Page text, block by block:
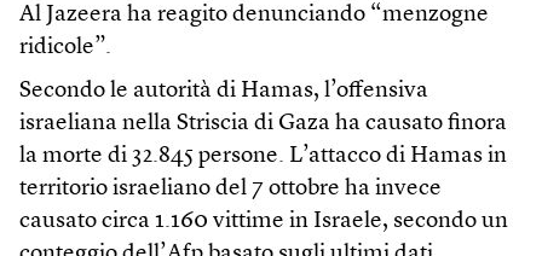
Al Jazeera ha reagito denunciando “menzogne
ridicole”.
Secondo le autorità di Hamas, l’offensiva
israeliana nella Striscia di Gaza ha causato finora
la morte di 32.845 persone. L’attacco di Hamas in
territorio israeliano del 7 ottobre ha invece
causato circa 1.160 vittime in Israele, secondo un